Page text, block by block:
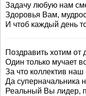
Задачу любую нам
Здоровья Вам,
И чтоб каждый день
Поздравить хотим
Один только мучает
За что коллектив наш
Да суперначальника
Реальный Вы лидер,